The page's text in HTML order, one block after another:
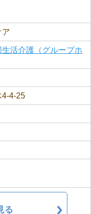
ア
活介護（グループホ
4-4-25
る